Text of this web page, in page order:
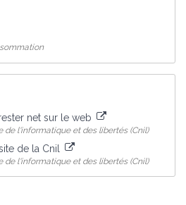
net sur le web
de l'informatique et des libertés (Cnil)
de la Cnil
de l'informatique et des libertés (Cnil)